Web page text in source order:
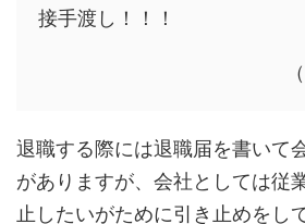
接手渡し！！！
退職する際には退職届を書いて
がありますが、会社としては従
止したいがために引き止めをし